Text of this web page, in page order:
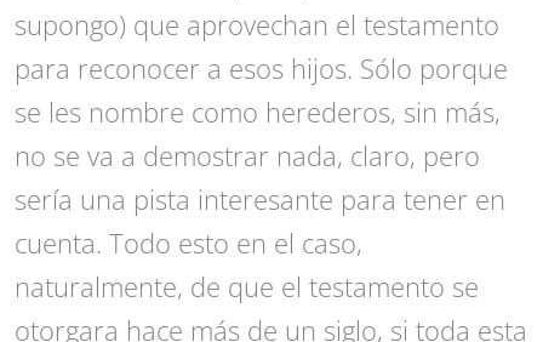
supongo) que aprovechan el testamento
para reconocer a esos hijos. Sólo porque
se les nombre como herederos, sin más,
no se va a demostrar nada, claro, pero
sería una pista interesante para tener en
cuenta. Todo esto en el caso,
naturalmente, de que el testamento se
otorgara hace más de un siglo, si toda esta